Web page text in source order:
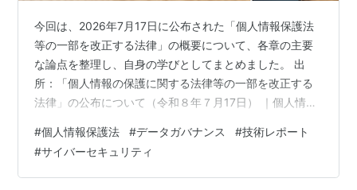
今回は、2026年7月17日に公布された「個人情報保護法
等の一部を改正する法律」の概要について、各章の主要
な論点を整理し、自身の学びとしてまとめました。 出
所：「個人情報の保護に関する法律等の一部を改正する
法律」の公布について（令和８年７月17日） ｜個人情報
テクノロジー 検討の経緯と政府方針 第1 適正なデータ利
活用の推進 第2 リスクに適切に対応した規律 第3 不適正
利用等の防止 第4 規律遵守の実効性確保のための規律 お
#個人情報保護法 #データガバナンス #技術レポート
#サイバーセキュリティ